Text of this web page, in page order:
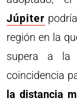
Júpiter
región en la
supera a la
coincidencia
la distancia